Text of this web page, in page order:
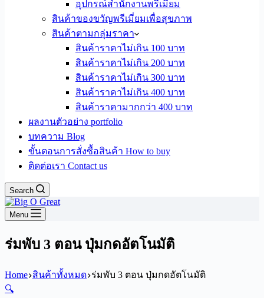
อุปกรณ์สำนักงานพรีเมี่ยม
สินค้าของขวัญพรีเมี่ยมเพื่อสุขภาพ
สินค้าตามกลุ่มราคา
สินค้าราคาไม่เกิน 100 บาท
สินค้าราคาไม่เกิน 200 บาท
สินค้าราคาไม่เกิน 300 บาท
สินค้าราคาไม่เกิน 400 บาท
สินค้าราคามากกว่า 400 บาท
ผลงานตัวอย่าง portfolio
บทความ Blog
ขั้นตอนการสั่งซื้อสินค้า How to buy
ติดต่อเรา Contact us
Search
Menu
ร่มพับ 3 ตอน ปุ่มกดอัตโนมัติ
Home สินค้าทั้งหมด ร่มพับ 3 ตอน ปุ่มกดอัตโนมัติ
🔍